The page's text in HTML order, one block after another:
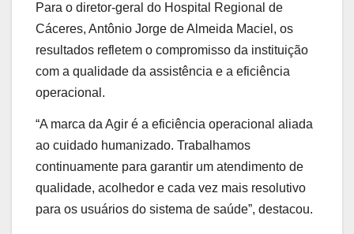
Para o diretor-geral do Hospital Regional de
Cáceres, Antônio Jorge de Almeida Maciel, os
resultados refletem o compromisso da instituição
com a qualidade da assistência e a eficiência
operacional.
“A marca da Agir é a eficiência operacional aliada
ao cuidado humanizado. Trabalhamos
continuamente para garantir um atendimento de
qualidade, acolhedor e cada vez mais resolutivo
para os usuários do sistema de saúde”, destacou.